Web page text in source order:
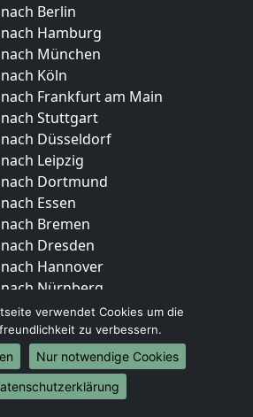
Berlin
Hamburg
München
Köln
Frankfurt am Main
Stuttgart
Düsseldorf
Leipzig
Dortmund
Essen
Bremen
Dresden
Hannover
Nürnberg
nach Duisburg
Bochum
nach Wuppertal
Bielefeld
Bonn
verwendet Cookies um die
zu verbessern.
Nur notwendige Cookies